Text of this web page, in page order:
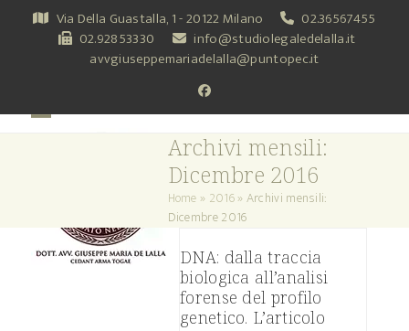
Via Della Guastalla, 1 - 20122 Milano
02.36567455
02.92853330
info@studiolegaledelalla.it
avvgiuseppemariadelalla@puntopec.it
Facebook
Archivi mensili:
Dicembre 2016
Home » 2016»Archivi mensili:
Dicembre 2016
DNA: dalla traccia
biologica all’analisi
forense del profilo
genetico. L’articolo